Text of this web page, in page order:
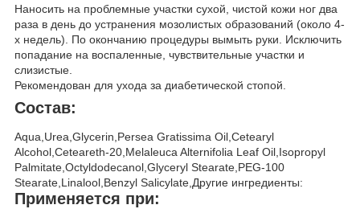
Наносить на проблемные участки сухой, чистой кожи ног два
раза в день до устранения мозолистых образований (около 4-
х недель). По окончанию процедуры вымыть руки. Исключить
попадание на воспаленные, чувствительные участки и
слизистые.
Рекомендован для ухода за диабетической стопой.
Состав:
Aqua,Urea,Glycerin,Persea Gratissima Oil,Cetearyl
Alcohol,Ceteareth-20,Melaleuca Alternifolia Leaf Oil,Isopropyl
Palmitate,Octyldodecanol,Glyceryl Stearate,PEG-100
Stearate,Linalool,Benzyl Salicylate,Другие ингредиенты:
Применяется при: